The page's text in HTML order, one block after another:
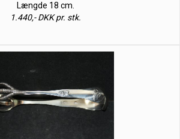
Længde 18 cm.
1.440,- DKK pr. stk.